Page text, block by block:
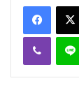
Viber